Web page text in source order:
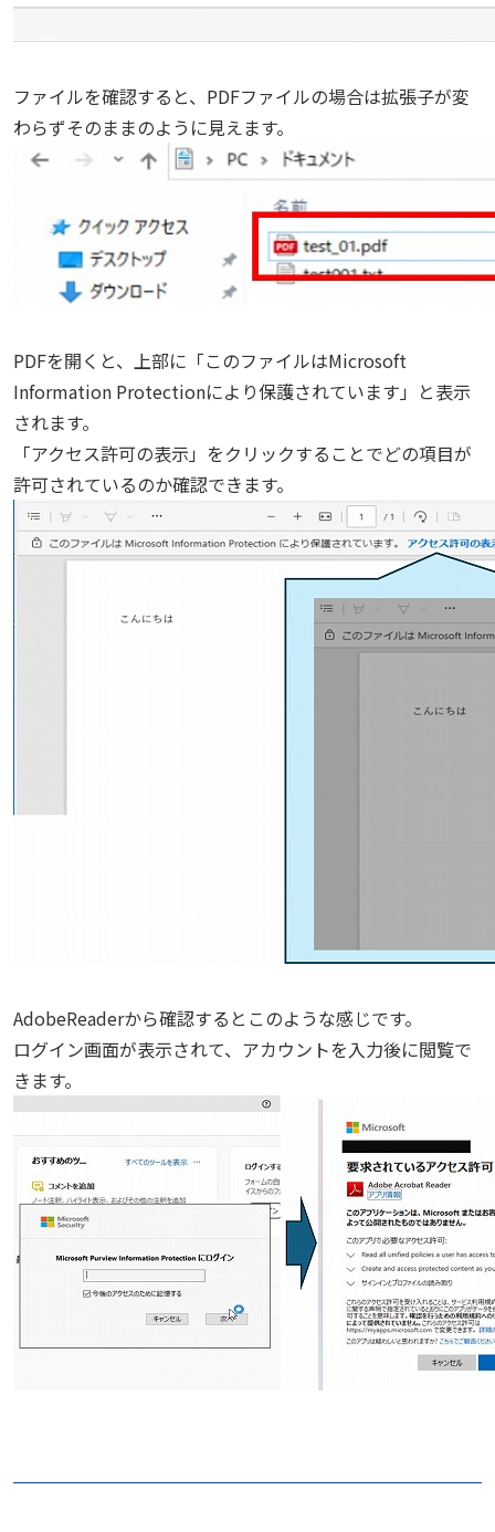
ファイルを確認すると、PDFファイルの場合は拡張子が変
わらずそのままのように見えます。
PDFを開くと、上部に「このファイルはMicrosoft
Information Protectionにより保護されています」と表示
されます。
「アクセス許可の表示」をクリックすることでどの項目が
許可されているのか確認できます。
AdobeReaderから確認するとこのような感じです。
ログイン画面が表示されて、アカウントを入力後に閲覧で
きます。